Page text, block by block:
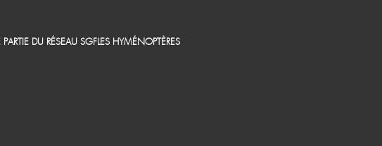
PARTIE DU RÉSEAU SGFLES HYMÉNOPTÈRES